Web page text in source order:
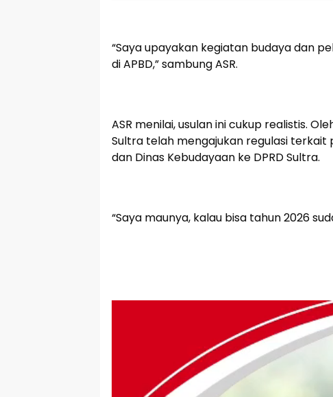
“Saya upayakan kegiatan budaya dan
di APBD,” sambung ASR.
ASR menilai, usulan ini cukup realistis.
Sultra telah mengajukan regulasi terkait
dan Dinas Kebudayaan ke DPRD Sultra.
“Saya maunya, kalau bisa tahun 2026